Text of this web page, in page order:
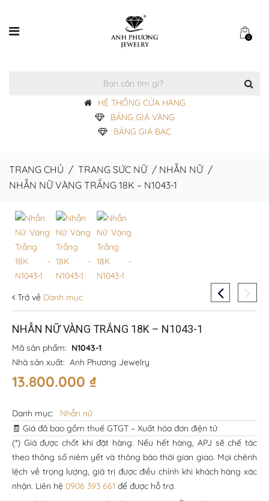
0
HỆ THỐNG CỬA HÀNG
BẢNG GIÁ VÀNG
BẢNG GIÁ BẠC
TRANG CHỦ / TRANG SỨC NỮ/ NHẪN NỮ/
NHẪN NỮ VÀNG TRẮNG 18K – N1043-1
Trở về Danh mục
NHẪN NỮ VÀNG TRẮNG 18K – N1043-1
Mã sản phẩm: N1043-1
Nhà sản xuất: Anh Phương Jewelry
13.800.000 ₫
Danh mục:
Nhẫn nữ
🧾 Giá đã bao gồm thuế GTGT – Xuất hóa đơn điện tử
(*) Giá được chốt khi đặt hàng. Nếu hết hàng, APJ sẽ chế tác
theo thông số niêm yết và thông báo thời gian giao. Mọi chênh
lệch về trọng lượng, giá trị được điều chỉnh khi khách hàng xác
nhận. Liên hệ 0906 393 661 để được hỗ trợ.